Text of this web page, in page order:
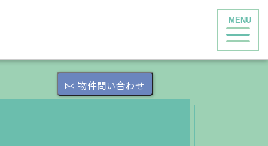
物件問い合わせ